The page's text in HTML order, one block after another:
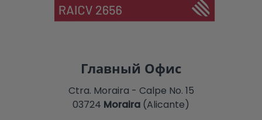
Главный Офис
Ctra. Moraira - Calpe No. 15
03724 Moraira (Alicante)